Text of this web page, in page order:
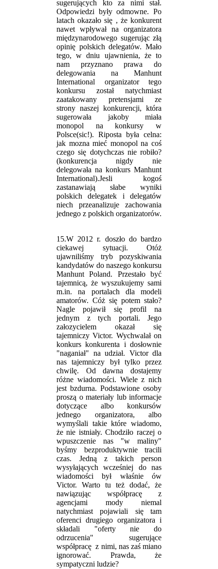
sugerujących kto za nimi stał.
Odpowiedzi były odmowne. Po
latach okazało się , że konkurent
nawet wpływał na organizatora
międzynarodowego sugerując złą
opinię polskich delegatów. Mało
tego, w dniu ujawnienia, że to
nam przyznano prawa do
delegowania na Manhunt
International organizator tego
konkursu został natychmiast
zaatakowany pretensjami ze
strony naszej konkurencji, która
sugerowała jakoby miała
monopol na konkursy w
Polsce(sic!). Riposta była celna:
jak mozna mieć monopol na coś
czego się dotychczas nie robiło?
(konkurencja nigdy nie
delegowała na konkurs Manhunt
International).Jesli kogoś
zastanawiają słabe wyniki
polskich delegatek i delegatów
niech przeanalizuje zachowania
jednego z polskich organizatorów.
15.W 2012 r. doszło do bardzo
ciekawej sytuacji. Otóż
ujawniliśmy tryb pozyskiwania
kandydatów do naszego konkursu
Manhunt Poland. Przestało być
tajemnicą, że wyszukujemy sami
m.in. na portalach dla modeli
amatorów. Cóż się potem stało?
Nagle pojawił się profil na
jednym z tych portali. Jego
załozycielem okazał się
tajemniczy Victor. Wychwalał on
konkurs konkurenta i dosłownie
"naganiał" na udział. Victor dla
nas tajemniczy był tylko przez
chwilę. Od dawna dostajemy
różne wiadomości. Wiele z nich
jest bzdurna. Podstawione osoby
proszą o materiały lub informacje
dotyczące albo konkursów
jednego organizatora, albo
wymyślali takie które wiadomo,
że nie istniały. Chodziło raczej o
wpuszczenie nas "w maliny"
byśmy bezproduktywnie tracili
czas. Jedną z takich person
wysyłających wcześniej do nas
wiadomości był właśnie ów
Victor. Warto tu też dodać, że
nawiązując współpracę z
agencjami mody niemal
natychmiast pojawiali się tam
oferenci drugiego organizatora i
składali "oferty nie do
odrzucenia" sugerujące
współpracę z nimi, nas zaś miano
ignorować. Prawda, że
sympatyczni ludzie?